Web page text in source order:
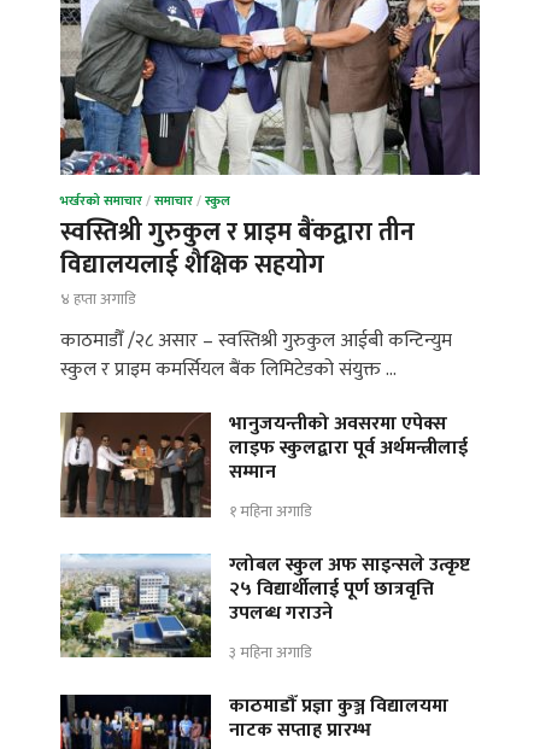
भर्खरको समाचार/समाचार/स्कुल
स्वस्तिश्री गुरुकुल र प्राइम बैंकद्वारा तीन
विद्यालयलाई शैक्षिक सहयोग
४ हप्ता अगाडि
काठमाडौँ /२८ असार – स्वस्तिश्री गुरुकुल आईबी कन्टिन्युम
स्कुल र प्राइम कमर्सियल बैंक लिमिटेडको संयुक्त …
भानुजयन्तीको अवसरमा एपेक्स
लाइफ स्कुलद्वारा पूर्व अर्थमन्त्रीलाई
सम्मान
१ महिना अगाडि
ग्लोबल स्कुल अफ साइन्सले उत्कृष्ट
२५ विद्यार्थीलाई पूर्ण छात्रवृत्ति
उपलब्ध गराउने
३ महिना अगाडि
काठमाडौँ प्रज्ञा कुञ्ज विद्यालयमा
नाटक सप्ताह प्रारम्भ